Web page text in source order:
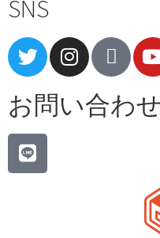
SNS
お問い合わせ